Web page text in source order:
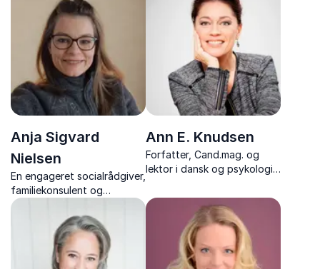
Anja Sigvard
Nielsen
En engageret socialrådgiver,
familiekonsulent og
forfatter, der med
anerkendende pædagogik
og forskning styrker
selvværdet hos
temperamentsfulde og
Ann E. Knudsen
Forfatter, Cand.mag. og
lektor i dansk og psykologi.
neuropsykologi og
pædagogik med indsigt og